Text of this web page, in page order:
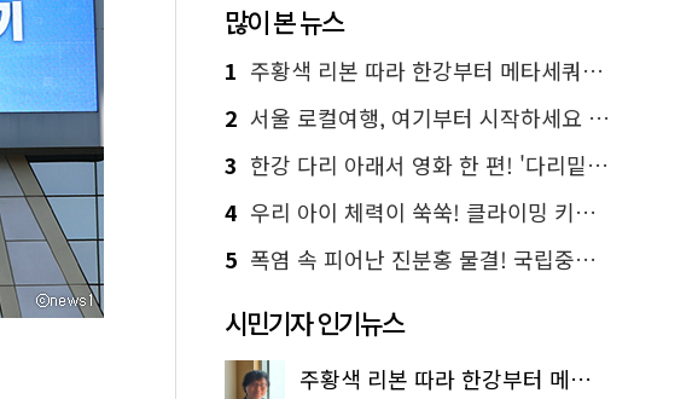
많이 본 뉴스
1 주황색 리본 따라 한강부터 메타세쿼이아 숲길까지…서울둘레길 15코스
2 서울 로컬여행, 여기부터 시작하세요 '서울에디션25'
3 한강 다리 아래서 영화 한 편! '다리밑 영화관' 무료 상영
4 우리 아이 체력이 쑥쑥! 클라이밍 키즈카페·어린이 체력장
5 폭염 속 피어난 진분홍 물결! 국립중앙박물관 배롱나무 명소
시민기자 인기뉴스
주황색 리본 따라 한강부터 메타세쿼이아 숲길까지…서울둘레길 15코스